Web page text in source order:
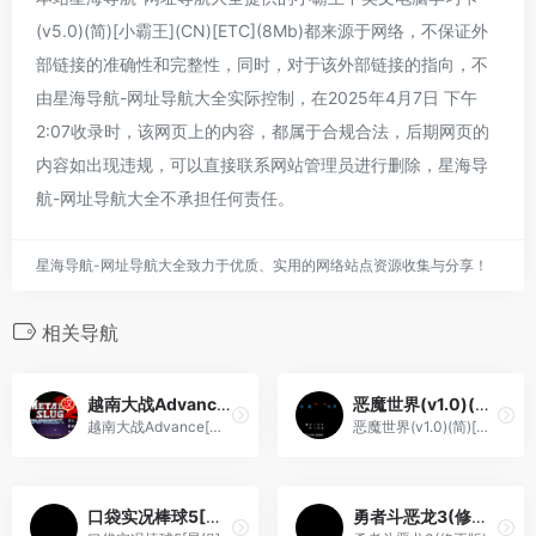
(v5.0)(简)[小霸王](CN)[ETC](8Mb)都来源于网络，不保证外
部链接的准确性和完整性，同时，对于该外部链接的指向，不
由星海导航-网址导航大全实际控制，在2025年4月7日 下午
2:07收录时，该网页上的内容，都属于合规合法，后期网页的
内容如出现违规，可以直接联系网站管理员进行删除，星海导
航-网址导航大全不承担任何责任。
星海导航-网址导航大全致力于优质、实用的网络站点资源收集与分享！
相关导航
越南大战Advance[白河忧](简)(US)(64.98Mb)
越南大战Advance[白河忧](简)(US)(64.98Mb)
恶魔世界(v1.0)(简)[高伟](JP)[PUZ](0.18Mb)
恶魔世界(v1.0)(简)[高伟](JP)[PUZ](0.18Mb)
口袋实况棒球5[星组](繁)(JP)(64Mb) 勇者斗恶龙3(修正版)(简)[外星科技+庞先生](JP)[RPG](4Mb)